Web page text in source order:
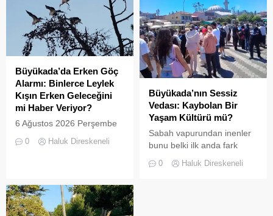
Büyükada’da Erken Göç
Alarmı: Binlerce Leylek
Kışın Erken Geleceğini
mi Haber Veriyor?
6 Ağustos 2026 Perşembe
14:00 sularında Büyükada
şölenlerinden biri yaşandı.
0 Haluk Direskeneli
Büyükada’nın Sessiz
Vedası: Kaybolan Bir
Yaşam Kültürü mü?
Sabah vapurundan inenler
bunu belki ilk anda fark
Büyükada’yı elli, altmış yıldır
0 Haluk Direskeneli